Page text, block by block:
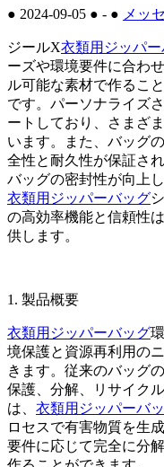
● 2024-09-05 ● - ● メッ
ジールX衣類用ジッパ
ーズや環境要件に合わ
ル可能な素材で作るこ
です。パーソナライズ
ートしており、さまざ
います。また、バッグ
全性と耐久性が保証さ
バッグの密封性が向上
衣類用ジッパーバッグ
の高効率機能と信頼性
供します。
1. 製品概要
衣類用ジッパーバッグ
境保護と資源再利用の
きます。従来のバッグ
保護、分解、リサイク
は、 衣類用ジッパーバ
ロセスで有害物質を生
要件に応じて完全に分